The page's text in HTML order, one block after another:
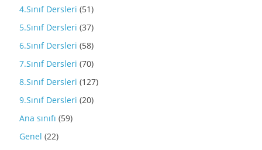
4.Sınıf Dersleri (51)
5.Sınıf Dersleri (37)
6.Sınıf Dersleri (58)
7.Sınıf Dersleri (70)
8.Sınıf Dersleri (127)
9.Sınıf Dersleri (20)
Ana sınıfı (59)
Genel (22)